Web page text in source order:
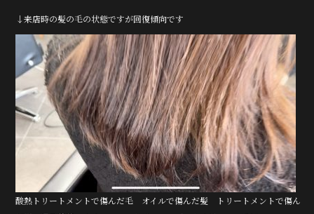
↓来店時の髪の毛の状態ですが回復傾向です
酸熱トリートメントで傷んだ毛 オイルで傷んだ髪 トリートメントで傷ん